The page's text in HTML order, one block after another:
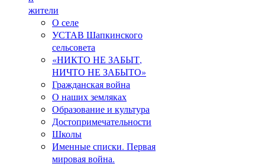
жители
О селе
УСТАВ Шапкинского
сельсовета
«НИКТО НЕ ЗАБЫТ,
НИЧТО НЕ ЗАБЫТО»
Гражданская война
О наших земляках
Образование и культура
Достопримечательности
Школы
Именные списки. Первая
мировая война.